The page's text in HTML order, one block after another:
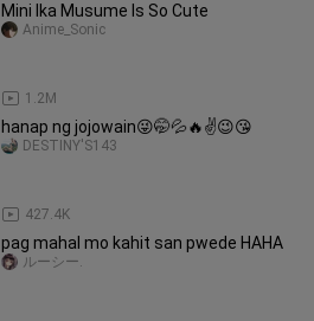
Mini Ika Musume Is So Cute
1.2M
Anime_Sonic
hanap ng jojowain😜🤭💦🔥✌😉😘
427.4K
DESTINY'S143
pag mahal mo kahit san pwede HAHA
ルーシー.